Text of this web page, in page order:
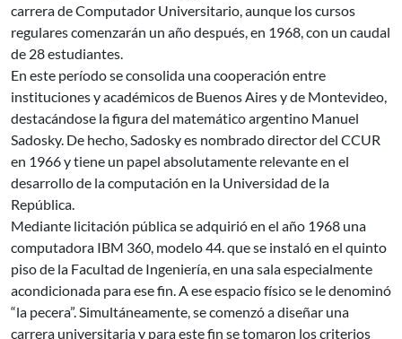
carrera de Computador Universitario, aunque los cursos
regulares comenzarán un año después, en 1968, con un caudal
de 28 estudiantes.
En este período se consolida una cooperación entre
instituciones y académicos de Buenos Aires y de Montevideo,
destacándose la figura del matemático argentino Manuel
Sadosky. De hecho, Sadosky es nombrado director del CCUR
en 1966 y tiene un papel absolutamente relevante en el
desarrollo de la computación en la Universidad de la
República.
Mediante licitación pública se adquirió en el año 1968 una
computadora IBM 360, modelo 44. que se instaló en el quinto
piso de la Facultad de Ingeniería, en una sala especialmente
acondicionada para ese fin. A ese espacio físico se le denominó
“la pecera”. Simultáneamente, se comenzó a diseñar una
carrera universitaria y para este fin se tomaron los criterios